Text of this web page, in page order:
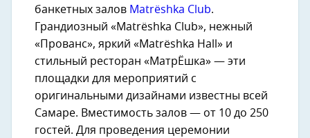
банкетных залов Matrёshka Club.
Грандиозный «Matrёshka Club», нежный
«Прованс», яркий «Matrёshka Hall» и
стильный ресторан «МатрЁшка» — эти
площадки для мероприятий с
оригинальными дизайнами известны всей
Самаре. Вместимость залов — от 10 до 250
гостей. Для проведения церемонии